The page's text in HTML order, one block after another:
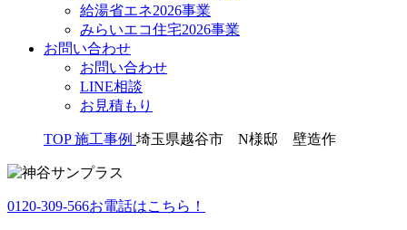
給湯省エネ2026事業
みらいエコ住宅2026事業
お問い合わせ
お問い合わせ
LINE相談
お見積もり
TOP 施工事例 埼玉県越谷市 N様邸 壁造作
0120-309-566お電話はこちら！